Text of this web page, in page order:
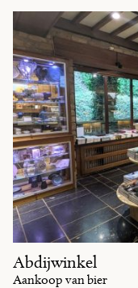
Abdijwinkel
Aankoop van bier